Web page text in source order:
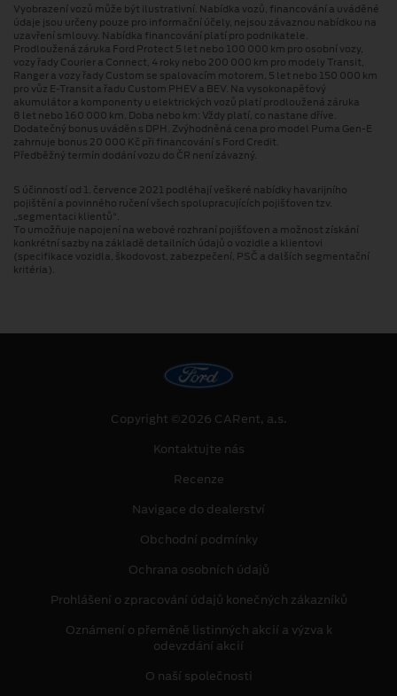
Vyobrazení vozů může být ilustrativní. Nabídka vozů, financování a uváděné
údaje jsou určeny pouze pro informační účely, nejsou závaznou nabídkou na
uzavření smlouvy. Nabídka financování platí pro podnikatele.
Prodloužená záruka Ford Protect 5 let nebo 100 000 km pro osobní vozy,
vozy řady Courier a Connect, 4 roky nebo 200 000 km pro modely Transit,
Ranger a vozy řady Custom se spalovacím motorem, 5 let nebo 150 000 km
pro vůz E-Transit a řadu Custom PHEV a BEV. Na vysokonapěťový
akumulátor a komponenty u elektrických vozů platí prodloužená záruka
8 let nebo 160 000 km. Doba nebo km: Vždy platí, co nastane dříve.
Dodatečný bonus uváděn s DPH. Zvýhodněná cena pro model Puma Gen⁠-⁠E
zahrnuje bonus 20 000 Kč při financování s Ford Credit.
Předběžný termín dodání vozu do ČR není závazný.
S účinností od 1. července 2021 podléhají veškeré nabídky havarijního
pojištění a povinného ručení všech spolupracujících pojišťoven tzv.
„segmentaci klientů“.
To umožňuje napojení na webové rozhraní pojišťoven a možnost získání
konkrétní sazby na základě detailních údajů o vozidle a klientovi
(specifikace vozidla, škodovost, zabezpečení, PSČ a dalších segmentační
kritéria).
Copyright ©2026 CARent, a.s.
Kontaktujte nás
Recenze
Navigace do dealerství
Obchodní podmínky
Ochrana osobních údajů
Prohlášení o zpracování údajů konečných zákazníků
Oznámení o přeměně listinných akcií a výzva k
odevzdání akcií
O naší společnosti